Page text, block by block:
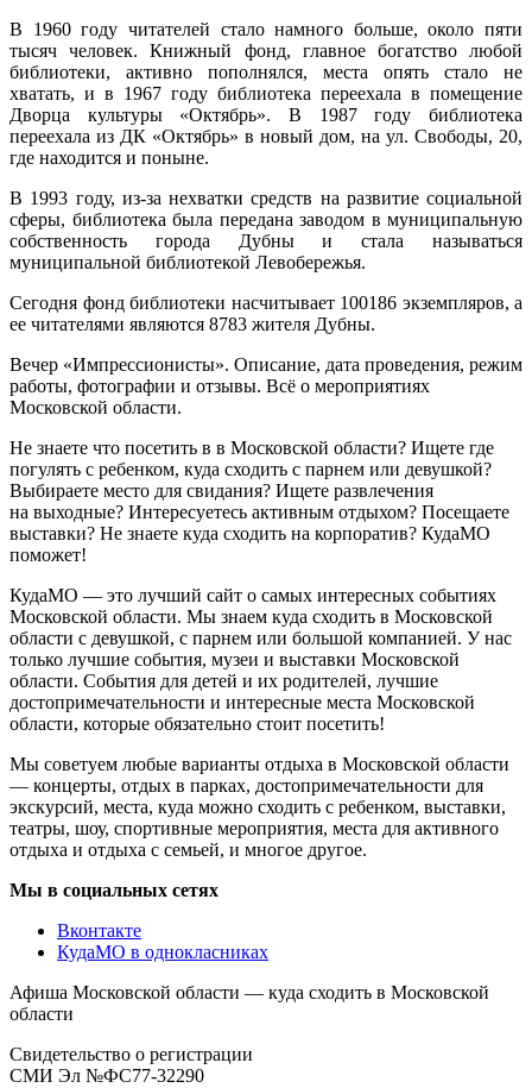
В 1960 году читателей стало намного больше, около пяти
тысяч человек. Книжный фонд, главное богатство любой
библиотеки, активно пополнялся, места опять стало не
хватать, и в 1967 году библиотека переехала в помещение
Дворца культуры «Октябрь». В 1987 году библиотека
переехала из ДК «Октябрь» в новый дом, на ул. Свободы, 20,
где находится и поныне.
В 1993 году, из-за нехватки средств на развитие социальной
сферы, библиотека была передана заводом в муниципальную
собственность города Дубны и стала называться
муниципальной библиотекой Левобережья.
Сегодня фонд библиотеки насчитывает 100186 экземпляров, а
ее читателями являются 8783 жителя Дубны.
Вечер «Импрессионисты». Описание, дата проведения, режим
работы, фотографии и отзывы. Всё о мероприятиях
Московской области.
Не знаете что посетить в в Московской области? Ищете где
погулять с ребенком, куда сходить с парнем или девушкой?
Выбираете место для свидания? Ищете развлечения
на выходные? Интересуетесь активным отдыхом? Посещаете
выставки? Не знаете куда сходить на корпоратив? КудаМО
поможет!
КудаМО — это лучший сайт о самых интересных событиях
Московской области. Мы знаем куда сходить в Московской
области с девушкой, с парнем или большой компанией. У нас
только лучшие события, музеи и выставки Московской
области. События для детей и их родителей, лучшие
достопримечательности и интересные места Московской
области, которые обязательно стоит посетить!
Мы советуем любые варианты отдыха в Московской области
— концерты, отдых в парках, достопримечательности для
экскурсий, места, куда можно сходить с ребенком, выставки,
театры, шоу, спортивные мероприятия, места для активного
отдыха и отдыха с семьей, и многое другое.
Мы в социальных сетях
Вконтакте
КудаМО в однокласниках
Афиша Московской области — куда сходить в Московской
области
Свидетельство о регистрации
СМИ Эл №ФС77-32290